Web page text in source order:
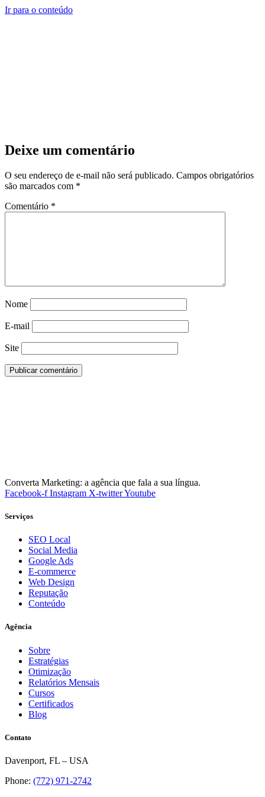
Ir para o conteúdo
Deixe um comentário
O seu endereço de e-mail não será publicado. Campos obrigatórios
são marcados com *
Comentário *
Nome
E-mail
Site
Converta Marketing: a agência que fala a sua língua.
Facebook-f Instagram X-twitterYoutube
Serviços
SEO Local
Social Media
Google Ads
E-commerce
Web Design
Reputação
Conteúdo
Agência
Sobre
Estratégias
Otimização
Relatórios Mensais
Cursos
Certificados
Blog
Contato
Davenport, FL – USA
Phone: (772) 971-2742